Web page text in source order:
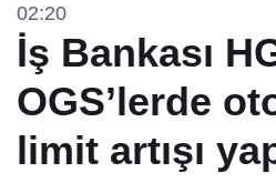
02:20
İş Bankası
OGS’lerde
limit artışı